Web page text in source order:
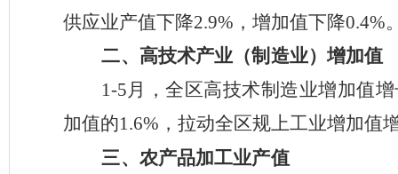
供应业产值下降2.9% ，增加值下降0.4%
二、 高技术产业（制造业）增加值
1-5月，全区高技术制造业增加值
加值的1.6% ，拉动全区规上工业增加值
三、 农产品加工业产值